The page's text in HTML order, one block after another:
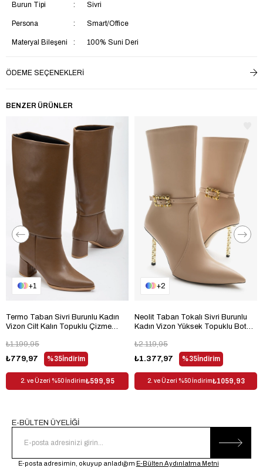
Burun Tipi Sivri
Persona Smart/Office
Materyal Bileşeni 100% Suni Deri
Rüzgara Dayanlıklı
Taban Materyali
Saya Materyali Suni Deri
İç Taban Materyali Tekstil
Yaş Grubu Yetişkin
Astar Materyali Tekstil
Topuk Boyu Yüksek Topuklu (10 cm ve üzeri)
Topuk Tipi İnce Topuklu
Bağlama Şekli
Suni Deri
Trendyol Evet
Kullanım Alanı Outdoor
Dış Materyal Suni Deri
Düz
ÖDEME SEÇENEKLERI
BENZER ÜRÜNLER
1
Termo Taban Sivri Burunlu Kadın
Vizon Cilt Kalın Topuklu Çizme
%35İndirim
₺779,97
₺1.199,95
2. ve Üzeri %50 İndirim₺599,95
2
Neolit Taban Tokalı Sivri Burunlu
Kadın Vizon Yüksek Topuklu Bot
%35İndirim
₺1.377,97
₺2.119,95
2. ve Üzeri %50 İndirim₺1059,93
E-BÜLTEN ÜYELİĞİ
E-posta adresimin, okuyup anladığım E-Bülten Aydınlatma Metni